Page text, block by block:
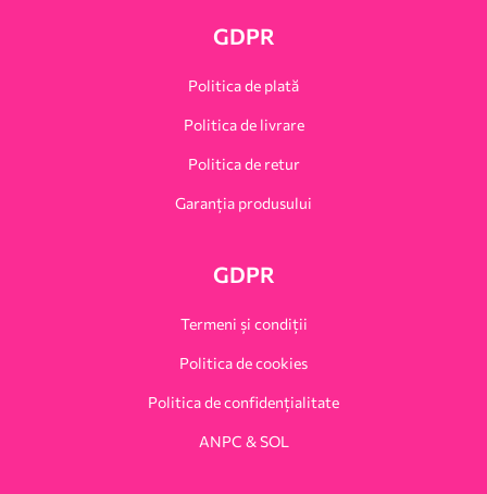
GDPR
Politica de plată
Politica de livrare
Politica de retur
Garanția produsului
GDPR
Termeni și condiții
Politica de cookies
Politica de confidențialitate
ANPC & SOL